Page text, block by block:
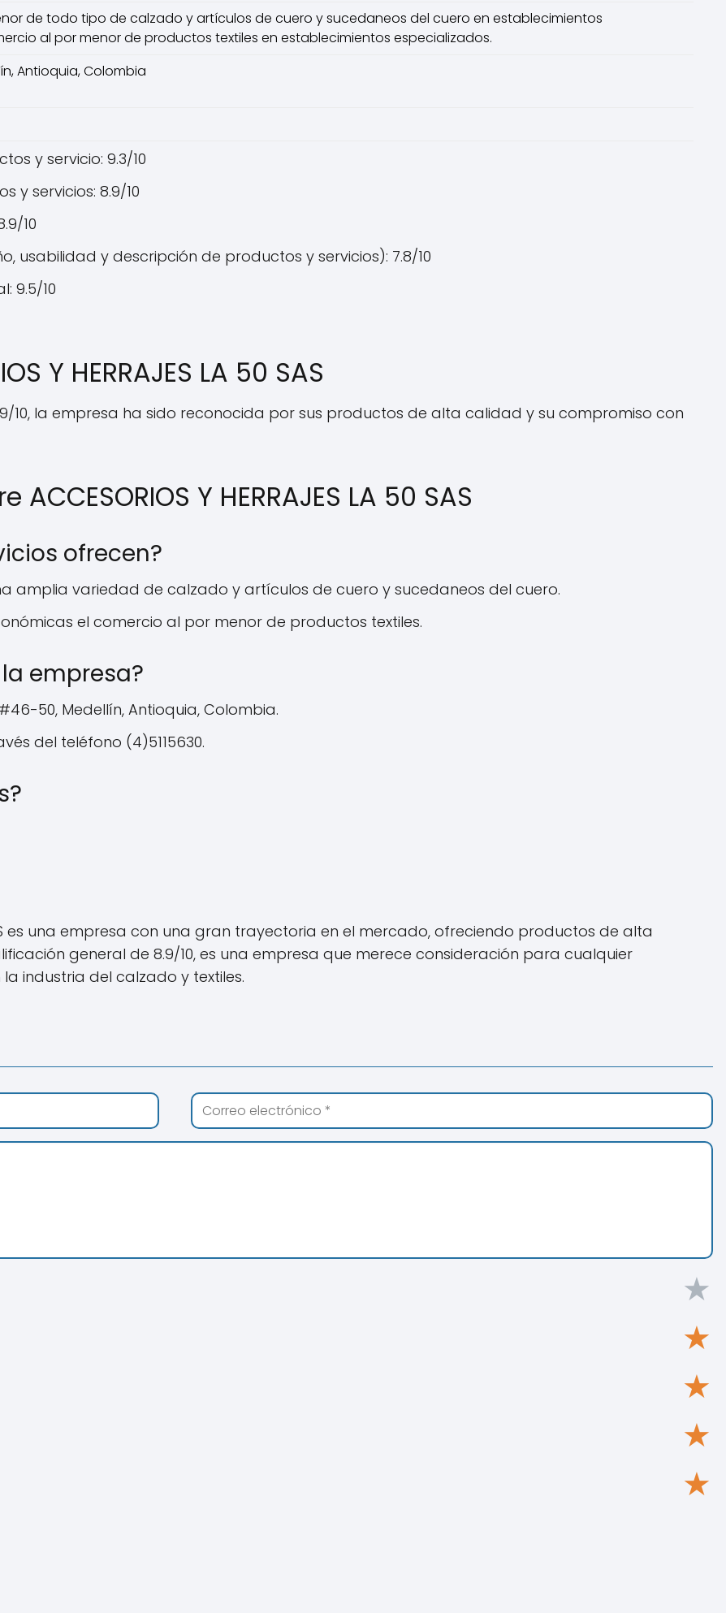
de todo tipo de calzado y artículos de cuero y sucedaneos del cuero en establecimientos
al por menor de productos textiles en establecimientos especializados.
Antioquia, Colombia
y servicio: 9.3/10
y servicios: 8.9/10
10
usabilidad y descripción de productos y servicios): 7.8/10
9.5/10
Y HERRAJES LA 50 SAS
10, la empresa ha sido reconocida por sus productos de alta calidad y su compromiso con
Y HERRAJES LA 50 SAS
ofrecen?
amplia variedad de calzado y artículos de cuero y sucedaneos del cuero.
el comercio al por menor de productos textiles.
empresa?
50, Medellín, Antioquia, Colombia.
del teléfono (4)5115630.
SAS es una empresa con una gran trayectoria en el mercado, ofreciendo productos de alta
general de 8.9/10, es una empresa que merece consideración para cualquier
industria del calzado y textiles.
★
★
★
★
★